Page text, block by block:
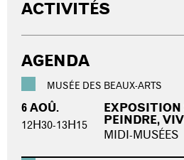
ACTIVITÉS
AGENDA
MUSÉE DES BEAUX-ARTS
6 AOÛ.
12H30-13H15
PEINDRE,
MIDI-MUSÉES